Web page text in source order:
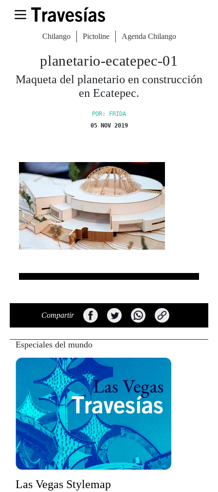
Chilango Pictoline Agenda Chilango
planetario-ecatepec-01
Maqueta del planetario en construcción
en Ecatepec.
POR: FRIDA
05 NOV 2019
Compartir
Especiales del mundo
Las Vegas Stylemap